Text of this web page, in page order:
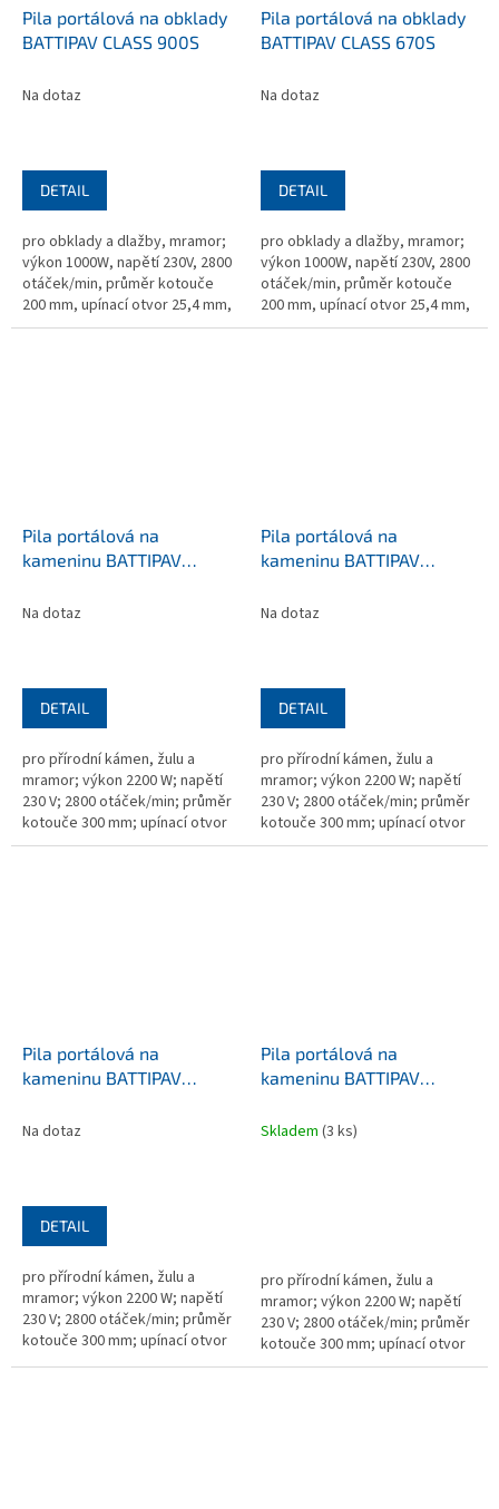
Pila portálová na obklady
BATTIPAV CLASS 900S
Na dotaz
DETAIL
pro obklady a dlažby, mramor;
výkon 1000W, napětí 230V, 2800
otáček/min, průměr kotouče
200 mm, upínací otvor 25,4 mm,
720x1300x940 mm, hmotnost 46
Pila portálová na obklady
BATTIPAV CLASS 670S
Na dotaz
DETAIL
pro obklady a dlažby, mramor;
výkon 1000W, napětí 230V, 2800
otáček/min, průměr kotouče
200 mm, upínací otvor 25,4 mm,
720x1100x940 mm, hmotnost
Pila portálová na
kameninu BATTIPAV
Na dotaz
DETAIL
pro přírodní kámen, žulu a
mramor; výkon 2200 W; napětí
230 V; 2800 otáček/min; průměr
kotouče 300 mm; upínací otvor
25,4 mm; 770x3365x1410 mm;
Pila portálová na
kameninu BATTIPAV
Na dotaz
DETAIL
pro přírodní kámen, žulu a
mramor; výkon 2200 W; napětí
230 V; 2800 otáček/min; průměr
kotouče 300 mm; upínací otvor
25,4 mm; 720×2750×1000 mm;
Pila portálová na
kameninu BATTIPAV
Na dotaz
DETAIL
pro přírodní kámen, žulu a
mramor; výkon 2200 W; napětí
230 V; 2800 otáček/min; průměr
kotouče 300 mm; upínací otvor
25,4 mm; 720×2250×1000 mm;
Pila portálová na
kameninu BATTIPAV
Skladem (3 ks)
pro přírodní kámen, žulu a
mramor; výkon 2200 W; napětí
230 V; 2800 otáček/min; průměr
kotouče 300 mm; upínací otvor
25,4 mm; 720×1950×1000 mm;